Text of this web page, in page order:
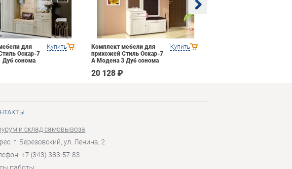
Купить
для
Оскар-7
сонома
Купить
Комплект мебели для
прихожей Стиль Оскар-7
А Модена 3 Дуб сонома
20 128 ₽
и склад самовывоза
г. Березовский, ул. Ленина, 2
+7 (343) 383-57-83